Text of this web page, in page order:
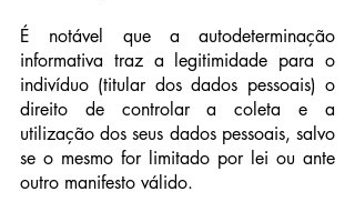
É notável que a autodeterminação
informativa traz a legitimidade para o
indivíduo (titular dos dados pessoais) o
direito de controlar a coleta e a
utilização dos seus dados pessoais, salvo
se o mesmo for limitado por lei ou ante
outro manifesto válido.